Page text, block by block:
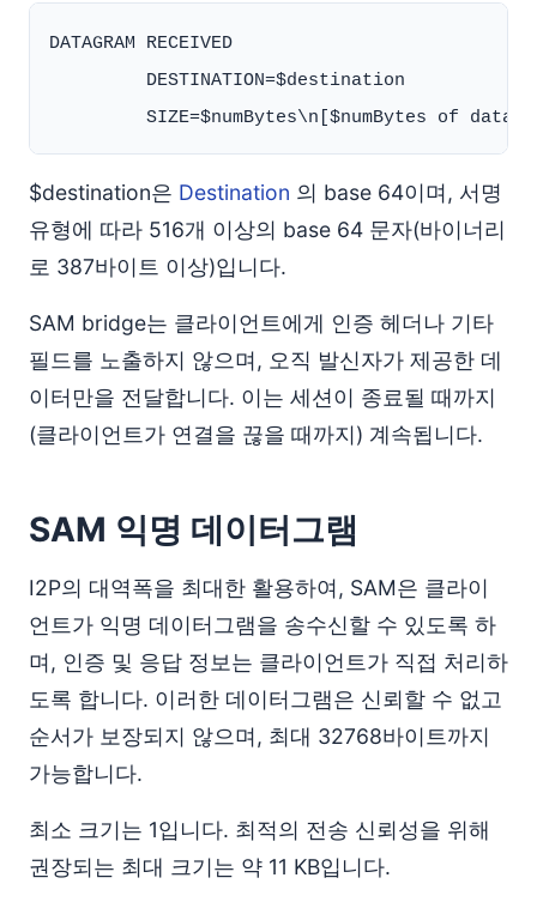
DATAGRAM RECEIVED
         DESTINATION=$destination
$destination은 Destination 의 base 64이며, 서명
유형에 따라 516개 이상의 base 64 문자(바이너리
로 387바이트 이상)입니다.
SAM bridge는 클라이언트에게 인증 헤더나 기타
필드를 노출하지 않으며, 오직 발신자가 제공한 데
이터만을 전달합니다. 이는 세션이 종료될 때까지
(클라이언트가 연결을 끊을 때까지) 계속됩니다.
SAM 익명 데이터그램
I2P의 대역폭을 최대한 활용하여, SAM은 클라이
언트가 익명 데이터그램을 송수신할 수 있도록 하
며, 인증 및 응답 정보는 클라이언트가 직접 처리하
도록 합니다. 이러한 데이터그램은 신뢰할 수 없고
순서가 보장되지 않으며, 최대 32768바이트까지
가능합니다.
최소 크기는 1입니다. 최적의 전송 신뢰성을 위해
권장되는 최대 크기는 약 11 KB입니다.